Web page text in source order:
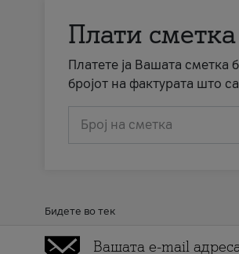
Плати сметка
Платете ја Вашата сметка
бројот на фактурата што
Број на сметка
Бидете во тек